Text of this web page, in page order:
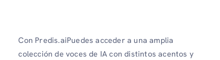
Con Predis.aiPuedes acceder a una amplia
colección de voces de IA con distintos acentos y